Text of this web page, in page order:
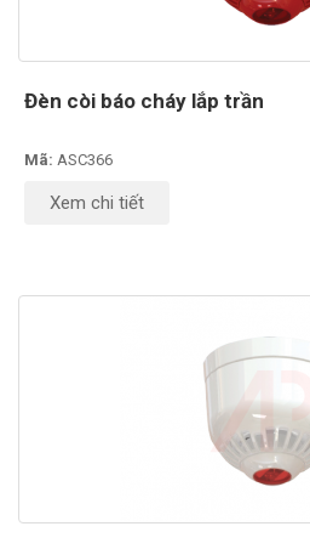
Đèn còi báo cháy lắp trần
Mã: ASC366
Xem chi tiết